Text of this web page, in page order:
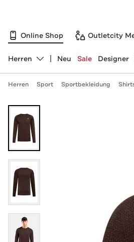
Online Shop Outletcity
Abteilung ändern, ausgewählt:
Herren Neu Sale Designer
Herren Sport Sportbekleidung